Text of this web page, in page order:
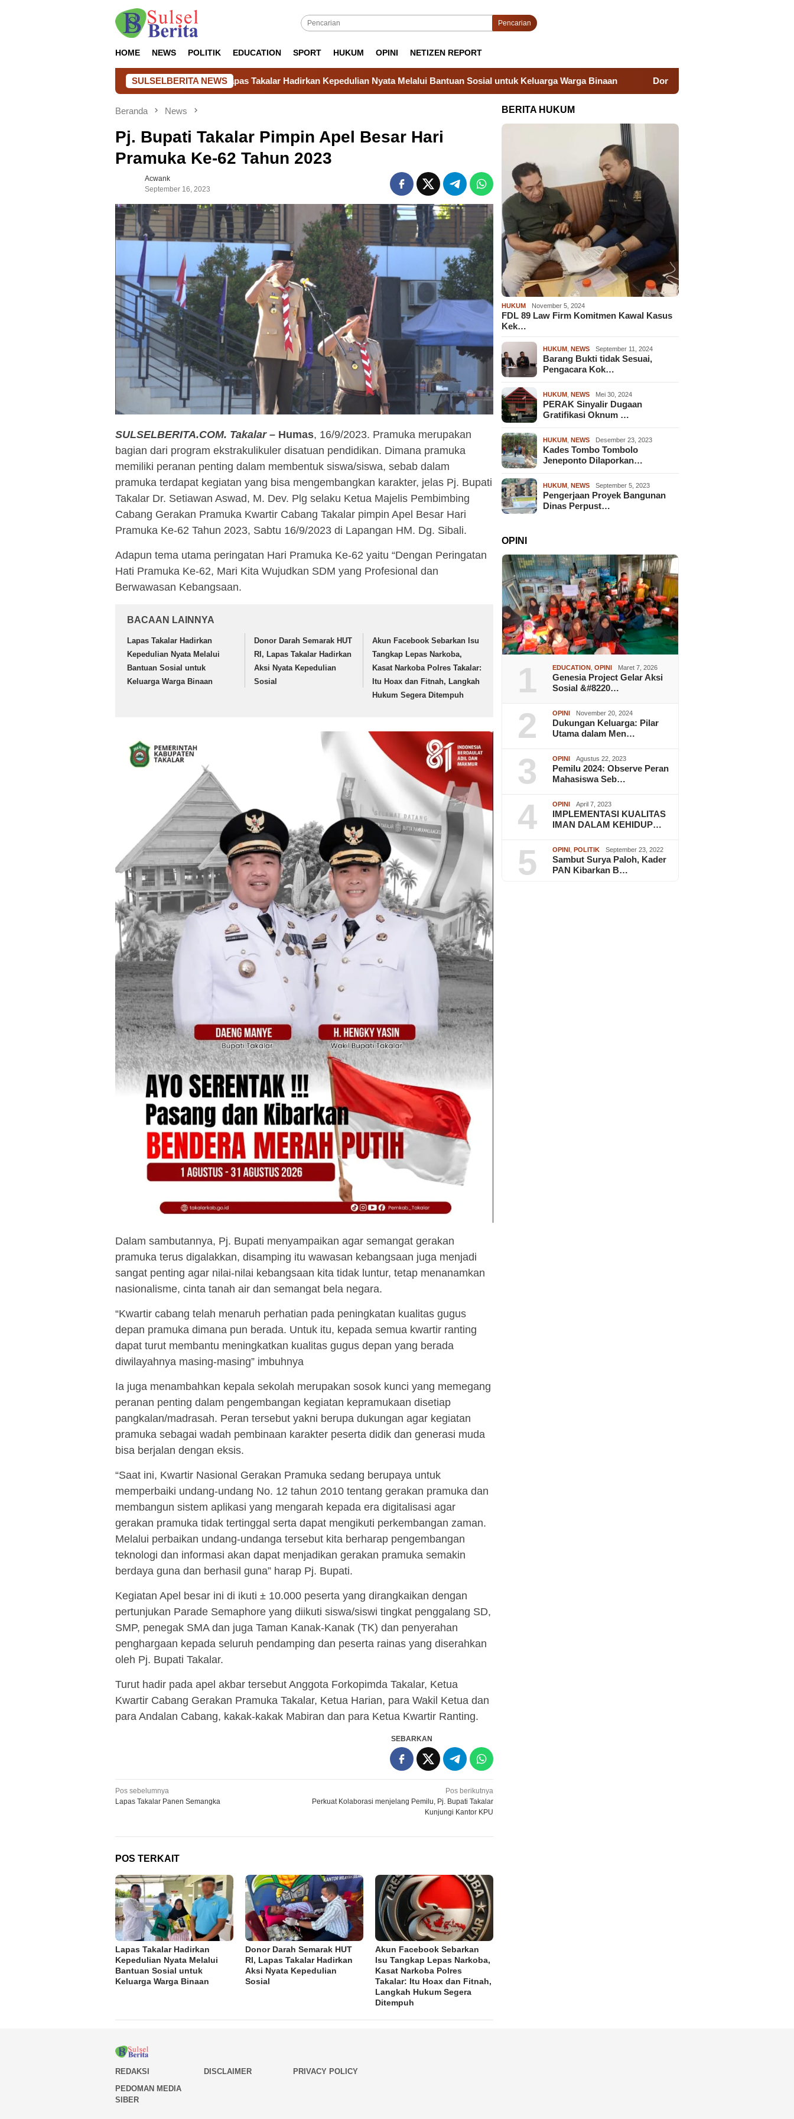
Pencarian
HOME NEWS POLITIK EDUCATION SPORT HUKUM OPINI NETIZEN REPORT
SULSELBERITA NEWS
Lapas Takalar Hadirkan Kepedulian Nyata Melalui Bantuan Sosial untuk Keluarga Warga Binaan Donor Darah Semarak HUT RI, Lapas Takalar Hadirkan
Beranda News
Pj. Bupati Takalar Pimpin Apel Besar Hari
Pramuka Ke-62 Tahun 2023
Acwank
September 16, 2023
SULSELBERITA.COM. Takalar – Humas, 16/9/2023. Pramuka merupakan
bagian dari program ekstrakulikuler disatuan pendidikan. Dimana pramuka
memiliki peranan penting dalam membentuk siswa/siswa, sebab dalam
pramuka terdapat kegiatan yang bisa mengembangkan karakter, jelas Pj. Bupati
Takalar Dr. Setiawan Aswad, M. Dev. Plg selaku Ketua Majelis Pembimbing
Cabang Gerakan Pramuka Kwartir Cabang Takalar pimpin Apel Besar Hari
Pramuka Ke-62 Tahun 2023, Sabtu 16/9/2023 di Lapangan HM. Dg. Sibali.
Adapun tema utama peringatan Hari Pramuka Ke-62 yaitu “Dengan Peringatan
Hati Pramuka Ke-62, Mari Kita Wujudkan SDM yang Profesional dan
Berwawasan Kebangsaan.
BACAAN LAINNYA
Lapas Takalar Hadirkan
Kepedulian Nyata Melalui
Bantuan Sosial untuk
Keluarga Warga Binaan
Donor Darah Semarak HUT
RI, Lapas Takalar Hadirkan
Aksi Nyata Kepedulian
Sosial
Akun Facebook Sebarkan Isu
Tangkap Lepas Narkoba,
Kasat Narkoba Polres Takalar:
Itu Hoax dan Fitnah, Langkah
Hukum Segera Ditempuh
Dalam sambutannya, Pj. Bupati menyampaikan agar semangat gerakan
pramuka terus digalakkan, disamping itu wawasan kebangsaan juga menjadi
sangat penting agar nilai-nilai kebangsaan kita tidak luntur, tetap menanamkan
nasionalisme, cinta tanah air dan semangat bela negara.
“Kwartir cabang telah menaruh perhatian pada peningkatan kualitas gugus
depan pramuka dimana pun berada. Untuk itu, kepada semua kwartir ranting
dapat turut membantu meningkatkan kualitas gugus depan yang berada
diwilayahnya masing-masing” imbuhnya
Ia juga menambahkan kepala sekolah merupakan sosok kunci yang memegang
peranan penting dalam pengembangan kegiatan kepramukaan disetiap
pangkalan/madrasah. Peran tersebut yakni berupa dukungan agar kegiatan
pramuka sebagai wadah pembinaan karakter peserta didik dan generasi muda
bisa berjalan dengan eksis.
“Saat ini, Kwartir Nasional Gerakan Pramuka sedang berupaya untuk
memperbaiki undang-undang No. 12 tahun 2010 tentang gerakan pramuka dan
membangun sistem aplikasi yang mengarah kepada era digitalisasi agar
gerakan pramuka tidak tertinggal serta dapat mengikuti perkembangan zaman.
Melalui perbaikan undang-undanga tersebut kita berharap pengembangan
teknologi dan informasi akan dapat menjadikan gerakan pramuka semakin
berdaya guna dan berhasil guna” harap Pj. Bupati.
Kegiatan Apel besar ini di ikuti ± 10.000 peserta yang dirangkaikan dengan
pertunjukan Parade Semaphore yang diikuti siswa/siswi tingkat penggalang SD,
SMP, penegak SMA dan juga Taman Kanak-Kanak (TK) dan penyerahan
penghargaan kepada seluruh pendamping dan peserta rainas yang diserahkan
oleh Pj. Bupati Takalar.
Turut hadir pada apel akbar tersebut Anggota Forkopimda Takalar, Ketua
Kwartir Cabang Gerakan Pramuka Takalar, Ketua Harian, para Wakil Ketua dan
para Andalan Cabang, kakak-kakak Mabiran dan para Ketua Kwartir Ranting.
SEBARKAN
Navigasi
pos
Pos sebelumnya
Lapas Takalar Panen Semangka
Pos berikutnya
Perkuat Kolaborasi menjelang Pemilu, Pj. Bupati Takalar
Kunjungi Kantor KPU
POS TERKAIT
Lapas Takalar Hadirkan
Kepedulian Nyata Melalui
Bantuan Sosial untuk
Keluarga Warga Binaan
Donor Darah Semarak HUT
RI, Lapas Takalar Hadirkan
Aksi Nyata Kepedulian
Sosial
Akun Facebook Sebarkan
Isu Tangkap Lepas Narkoba,
Kasat Narkoba Polres
Takalar: Itu Hoax dan Fitnah,
Langkah Hukum Segera
Ditempuh
BERITA HUKUM
HUKUM November 5, 2024
FDL 89 Law Firm Komitmen Kawal Kasus
Kek…
HUKUM ,NEWS September 11, 2024
Barang Bukti tidak Sesuai,
Pengacara Kok…
HUKUM ,NEWS Mei 30, 2024
PERAK Sinyalir Dugaan
Gratifikasi Oknum …
HUKUM ,NEWS Desember 23, 2023
Kades Tombo Tombolo
Jeneponto Dilaporkan…
HUKUM ,NEWS September 5, 2023
Pengerjaan Proyek Bangunan
Dinas Perpust…
OPINI
1 EDUCATION ,OPINI Maret 7, 2026
Genesia Project Gelar Aksi
Sosial &#8220…
2 OPINI November 20, 2024
Dukungan Keluarga: Pilar
Utama dalam Men…
3 OPINI Agustus 22, 2023
Pemilu 2024: Observe Peran
Mahasiswa Seb…
4 OPINI April 7, 2023
IMPLEMENTASI KUALITAS
IMAN DALAM KEHIDUP…
5 OPINI , POLITIK September 23, 2022
Sambut Surya Paloh, Kader
PAN Kibarkan B…
REDAKSI DISCLAIMER
PRIVACY POLICY
PEDOMAN MEDIA
SIBER